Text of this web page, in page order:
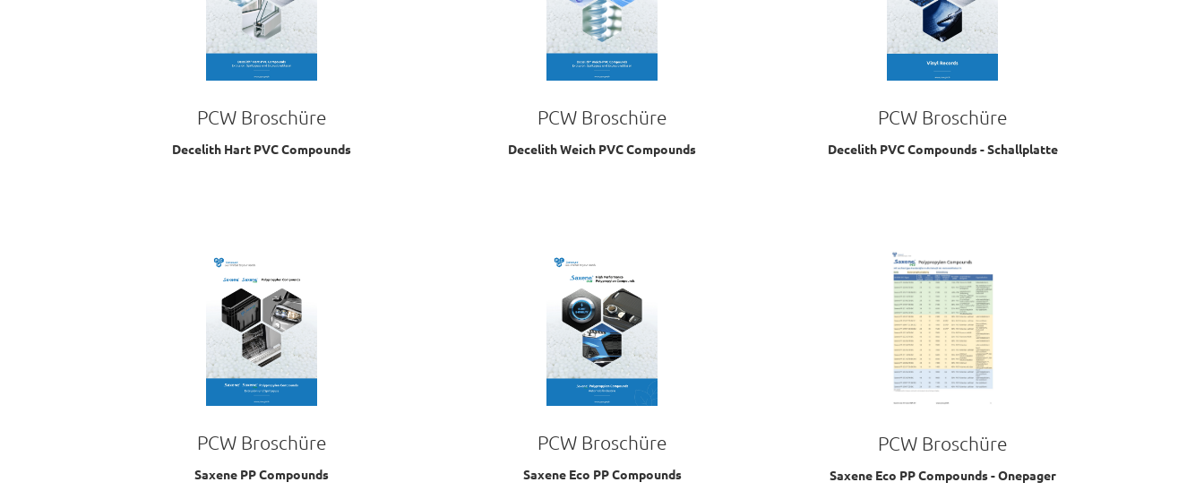
PCW Broschüre
Decelith Hart PVC Compounds
PCW Broschüre
Decelith Weich PVC Compounds
PCW Broschüre
Decelith PVC Compounds - Schallplatte
PCW Broschüre
Saxene PP Compounds
PCW Broschüre
Saxene Eco PP Compounds
PCW Broschüre
Saxene Eco PP Compounds - Onepager